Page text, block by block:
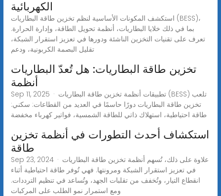
الكهربائية
استكشف المكونات الأساسية لنظم تخزين طاقة البطاريات (BESS)،
بما في ذلك خلايا البطاريات، أنظمة تحويل الطاقة، وإدارة الحرارة.
تعرف على تقنيات التخزين الناشئة ودورها في تعزيز استقرار الشبكة،
تقليل البصمة الكربونية، ودعم
تخزين طاقة البطاريات: هل تُعدّ البطاريات
أنظمة
Sep 11, 2025 · تطبيقات أنظمة تخزين طاقة البطاريات (BESS) تلعب
تخزين طاقة البطاريات دورًا حاسمًا في العديد من القطاعات: سكني:
طاقة احتياطية، استهلاك ذاتي للطاقة الشمسية، فواتير كهرباء مخفضة
استكشاف أحدث التطورات في أنظمة تخزين
طاقة
Sep 23, 2024 · علاوة على ذلك، تُسهم أنظمة تخزين طاقة البطاريات
في تعزيز استقرار الشبكة ومرونتها. فهي تُوفر طاقة احتياطية أثناء
انقطاع التيار، وتُخفف من تقلبات الجهد، وتُساعد في تنظيم الترددات.
ومع استمرار نمو الطلب على المركبات